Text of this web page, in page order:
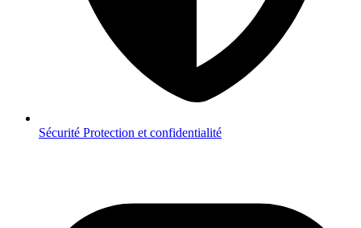
Sécurité Protection et confidentialité